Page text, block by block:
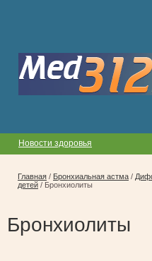
Новости здоровья
Главная / Бронхиальная астма /
детей / Бронхиолиты
Бронхиолиты